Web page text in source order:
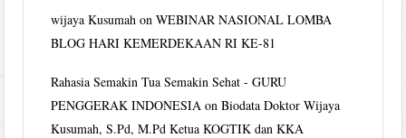
wijaya Kusumah onWEBINAR NASIONAL LOMBA
BLOG HARI KEMERDEKAAN RI KE-81
Rahasia Semakin Tua Semakin Sehat - GURU
PENGGERAK INDONESIA onBiodata Doktor Wijaya
Kusumah, S.Pd, M.Pd Ketua KOGTIK dan KKA